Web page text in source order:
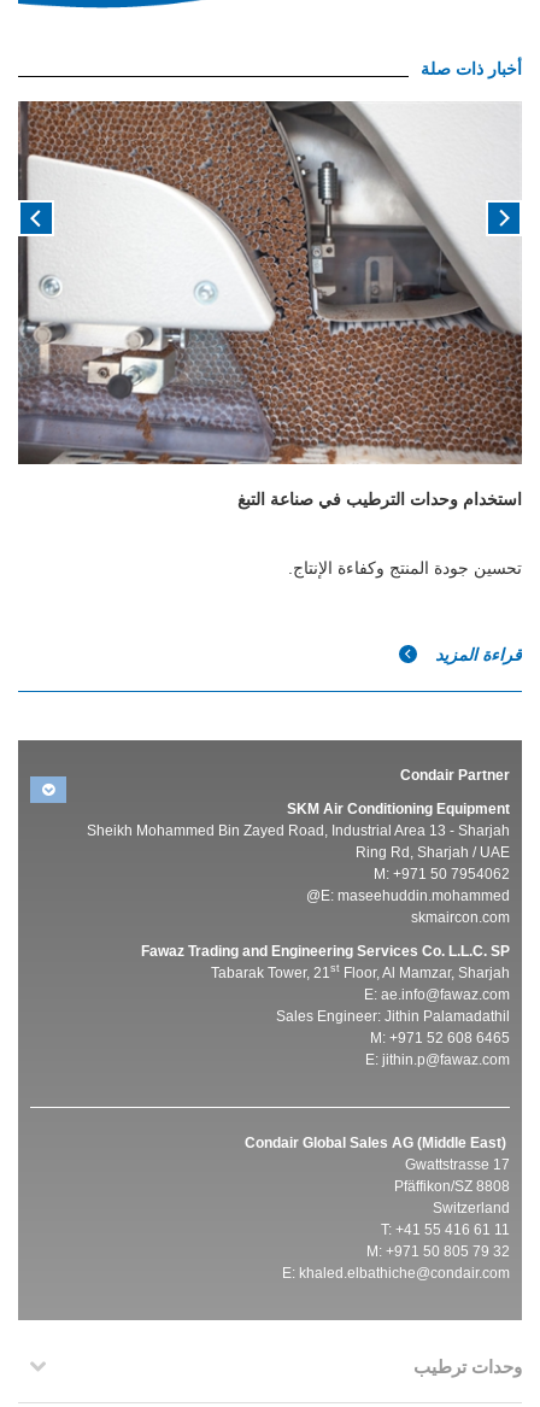
أخبار ذات صلة
استخدام وحدات الترطيب في صناعة التبغ
تحسين جودة المنتج وكفاءة الإنتاج.
قراءة المزيد
Condair Partner
SKM Air Conditioning Equipment
Sheikh Mohammed Bin Zayed Road, Industrial Area 13 - Sharjah
Ring Rd, Sharjah / UAE
M: +971 50 7954062
E: maseehuddin.mohammed@
skmaircon.com
Fawaz Trading and Engineering Services Co. L.L.C. SP
Tabarak Tower, 21 st Floor, Al Mamzar, Sharjah
E: ae.info@fawaz.com
Sales Engineer: Jithin Palamadathil
M: +971 52 608 6465
E: jithin.p@fawaz.com
Condair Global Sales AG (Middle East)
Gwattstrasse 17
8808 Pfäffikon/SZ
Switzerland
T: +41 55 416 61 11
M: +971 50 805 79 32
E: khaled.elbathiche@condair.com
وحدات ترطيب